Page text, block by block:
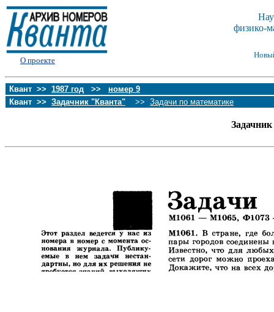
О проекте
физико-
Квант >> 1987 год >> номер 9
Квант >> Задачник "Кванта" >> Задачи по математике